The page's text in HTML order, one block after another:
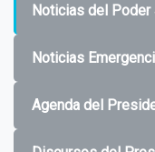
Noticias del Poder
Noticias
Agenda del